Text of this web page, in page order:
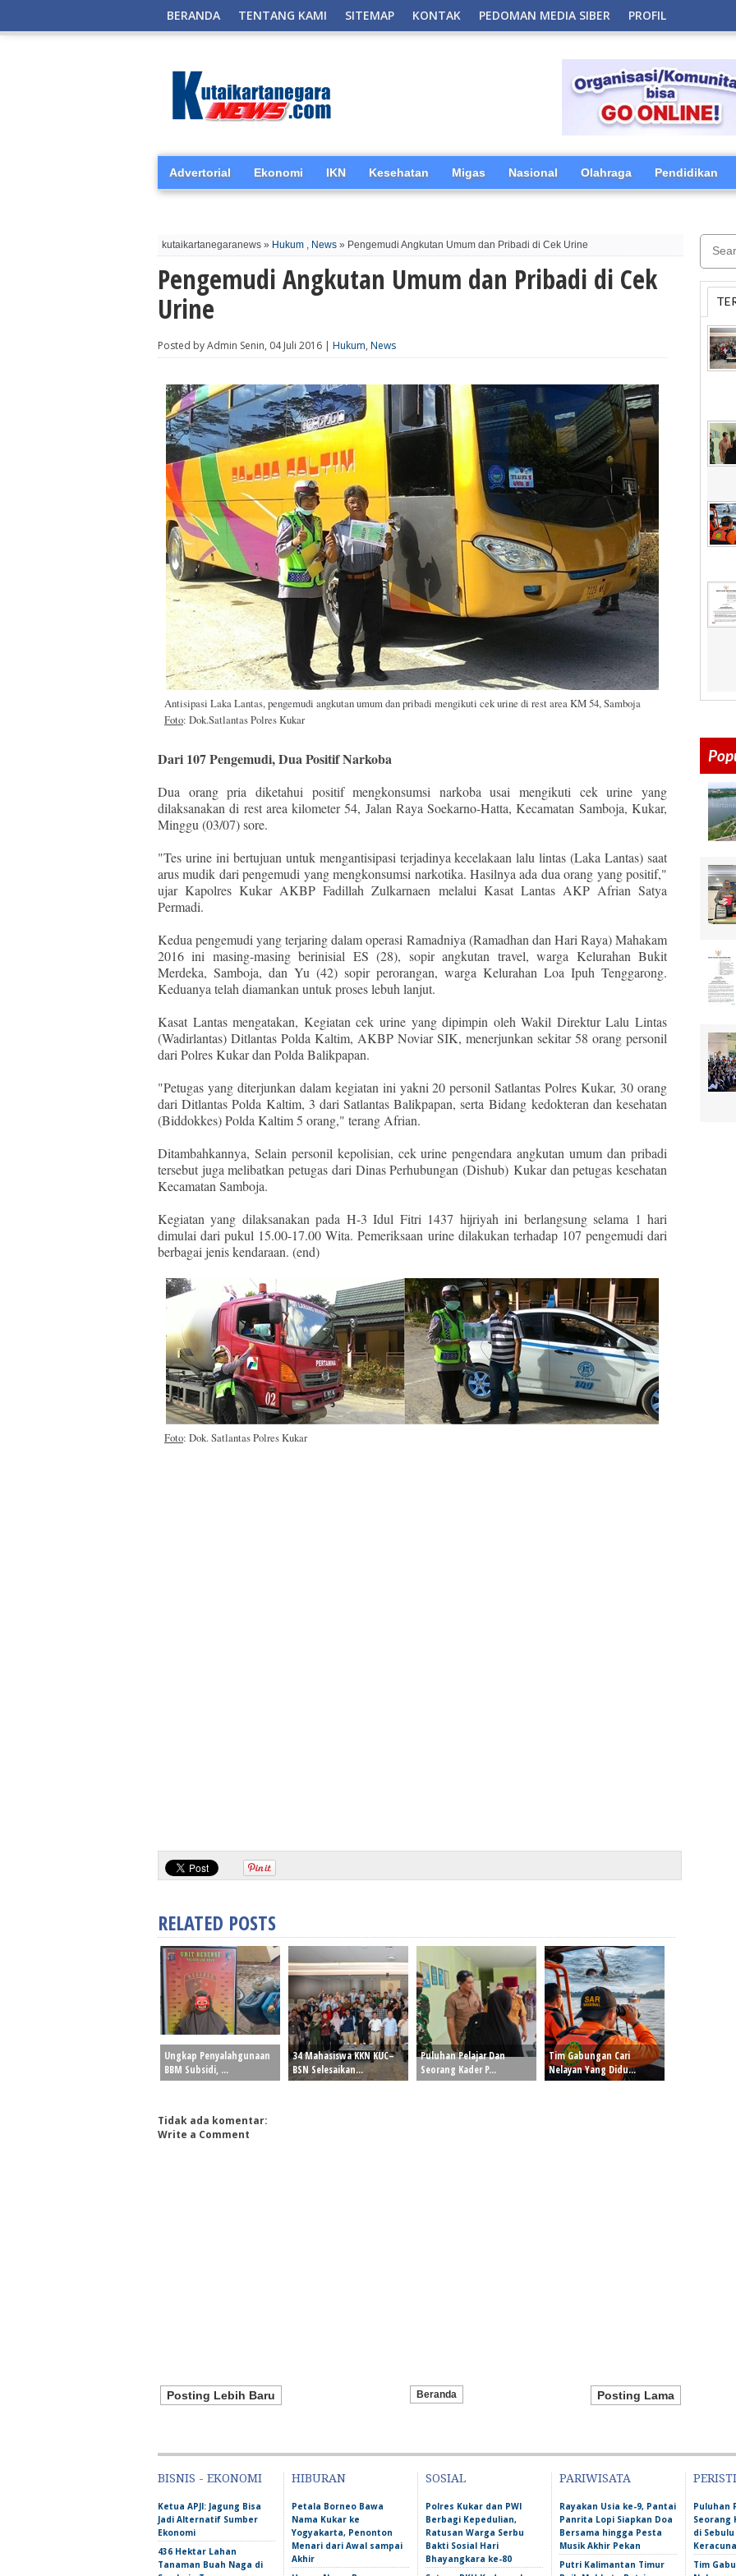
BERANDA TENTANG KAMI SITEMAP KONTAK PEDOMAN MEDIA SIBER PROFIL
Advertorial Ekonomi IKN Kesehatan Migas Nasional Olahraga Pendidikan
kutaikartanegaranews » Hukum , News » Pengemudi Angkutan Umum dan Pribadi di Cek Urine
Pengemudi Angkutan Umum dan Pribadi di Cek
Urine
Posted by Admin Senin, 04 Juli 2016 | Hukum, News
Antisipasi Laka Lantas, pengemudi angkutan umum dan pribadi mengikuti cek urine di rest area KM 54, Samboja
Foto: Dok.Satlantas Polres Kukar
Dari 107 Pengemudi, Dua Positif Narkoba
Dua orang pria diketahui positif mengkonsumsi narkoba usai mengikuti cek urine yang
dilaksanakan di rest area kilometer 54, Jalan Raya Soekarno-Hatta, Kecamatan Samboja, Kukar,
Minggu (03/07) sore.
"Tes urine ini bertujuan untuk mengantisipasi terjadinya kecelakaan lalu lintas (Laka Lantas) saat
arus mudik dari pengemudi yang mengkonsumsi narkotika. Hasilnya ada dua orang yang positif,"
ujar Kapolres Kukar AKBP Fadillah Zulkarnaen melalui Kasat Lantas AKP Afrian Satya
Permadi.
Kedua pengemudi yang terjaring dalam operasi Ramadniya (Ramadhan dan Hari Raya) Mahakam
2016 ini masing-masing berinisial ES (28), sopir angkutan travel, warga Kelurahan Bukit
Merdeka, Samboja, dan Yu (42) sopir perorangan, warga Kelurahan Loa Ipuh Tenggarong.
Keduanya telah diamankan untuk proses lebuh lanjut.
Kasat Lantas mengatakan, Kegiatan cek urine yang dipimpin oleh Wakil Direktur Lalu Lintas
(Wadirlantas) Ditlantas Polda Kaltim, AKBP Noviar SIK, menerjunkan sekitar 58 orang personil
dari Polres Kukar dan Polda Balikpapan.
"Petugas yang diterjunkan dalam kegiatan ini yakni 20 personil Satlantas Polres Kukar, 30 orang
dari Ditlantas Polda Kaltim, 3 dari Satlantas Balikpapan, serta Bidang kedokteran dan kesehatan
(Biddokkes) Polda Kaltim 5 orang," terang Afrian.
Ditambahkannya, Selain personil kepolisian, cek urine pengendara angkutan umum dan pribadi
tersebut juga melibatkan petugas dari Dinas Perhubungan (Dishub) Kukar dan petugas kesehatan
Kecamatan Samboja.
Kegiatan yang dilaksanakan pada H-3 Idul Fitri 1437 hijriyah ini berlangsung selama 1 hari
dimulai dari pukul 15.00-17.00 Wita. Pemeriksaan urine dilakukan terhadap 107 pengemudi dari
berbagai jenis kendaraan. (end)
Foto: Dok. Satlantas Polres Kukar
RELATED POSTS
Ungkap Penyalahgunaan
BBM Subsidi, ...
34 Mahasiswa KKN KUC–
BSN Selesaikan...
Puluhan Pelajar Dan
Seorang Kader P...
Tim Gabungan Cari
Nelayan Yang Didu...
Tidak ada komentar:
Write a Comment
Posting Lebih Baru Posting Lama
Beranda
BISNIS - EKONOMI
Ketua APJI: Jagung Bisa
Jadi Alternatif Sumber
Ekonomi
436 Hektar Lahan
Tanaman Buah Naga di
HIBURAN
Petala Borneo Bawa
Nama Kukar ke
Yogyakarta, Penonton
Menari dari Awal sampai
Akhir
SOSIAL
Polres Kukar dan PWI
Berbagi Kepedulian,
Ratusan Warga Serbu
Bakti Sosial Hari
Bhayangkara ke-80
PARIWISATA
Rayakan Usia ke-9, Pantai
Panrita Lopi Siapkan Doa
Bersama hingga Pesta
Musik Akhir Pekan
Putri Kalimantan Timur
Puluhan
Seorang
di
Tim